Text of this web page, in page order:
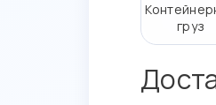
груз